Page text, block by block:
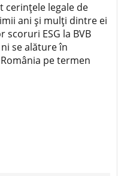
cerinţele legale de
ani şi mulţi dintre ei
ESG la BVB
se alăture în
pe termen